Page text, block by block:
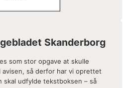
Skanderborg
som stor opgave at skulle
så derfor har vi oprettet
skal udfylde tekstboksen – så